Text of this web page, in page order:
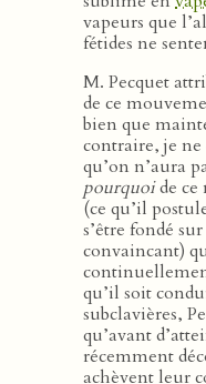
vapeurs que
fétides ne
M. Pecquet
de ce
bien que
contraire, je
qu’on n’aura
pourquoide ce
(ce qu’il
s’être fondé
convaincant)
qu’il soit
subclavières,
qu’avant
récemment
achèvent leur